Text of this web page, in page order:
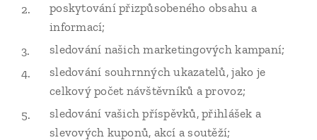
poskytování přizpůsobeného obsahu a
informací;
sledování našich marketingových kampaní;
sledování souhrnných ukazatelů, jako je
celkový počet návštěvníků a provoz;
sledování vašich příspěvků, přihlášek a
slevových kuponů, akcí a soutěží;